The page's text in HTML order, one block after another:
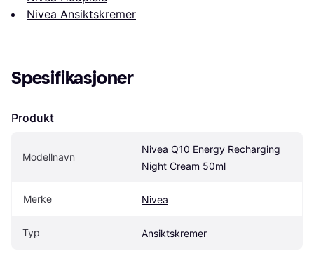
Nivea Ansiktskremer
Spesifikasjoner
Produkt
Modellnavn
Nivea Q10 Energy Recharging
Night Cream 50ml
Merke Nivea
Typ Ansiktskremer